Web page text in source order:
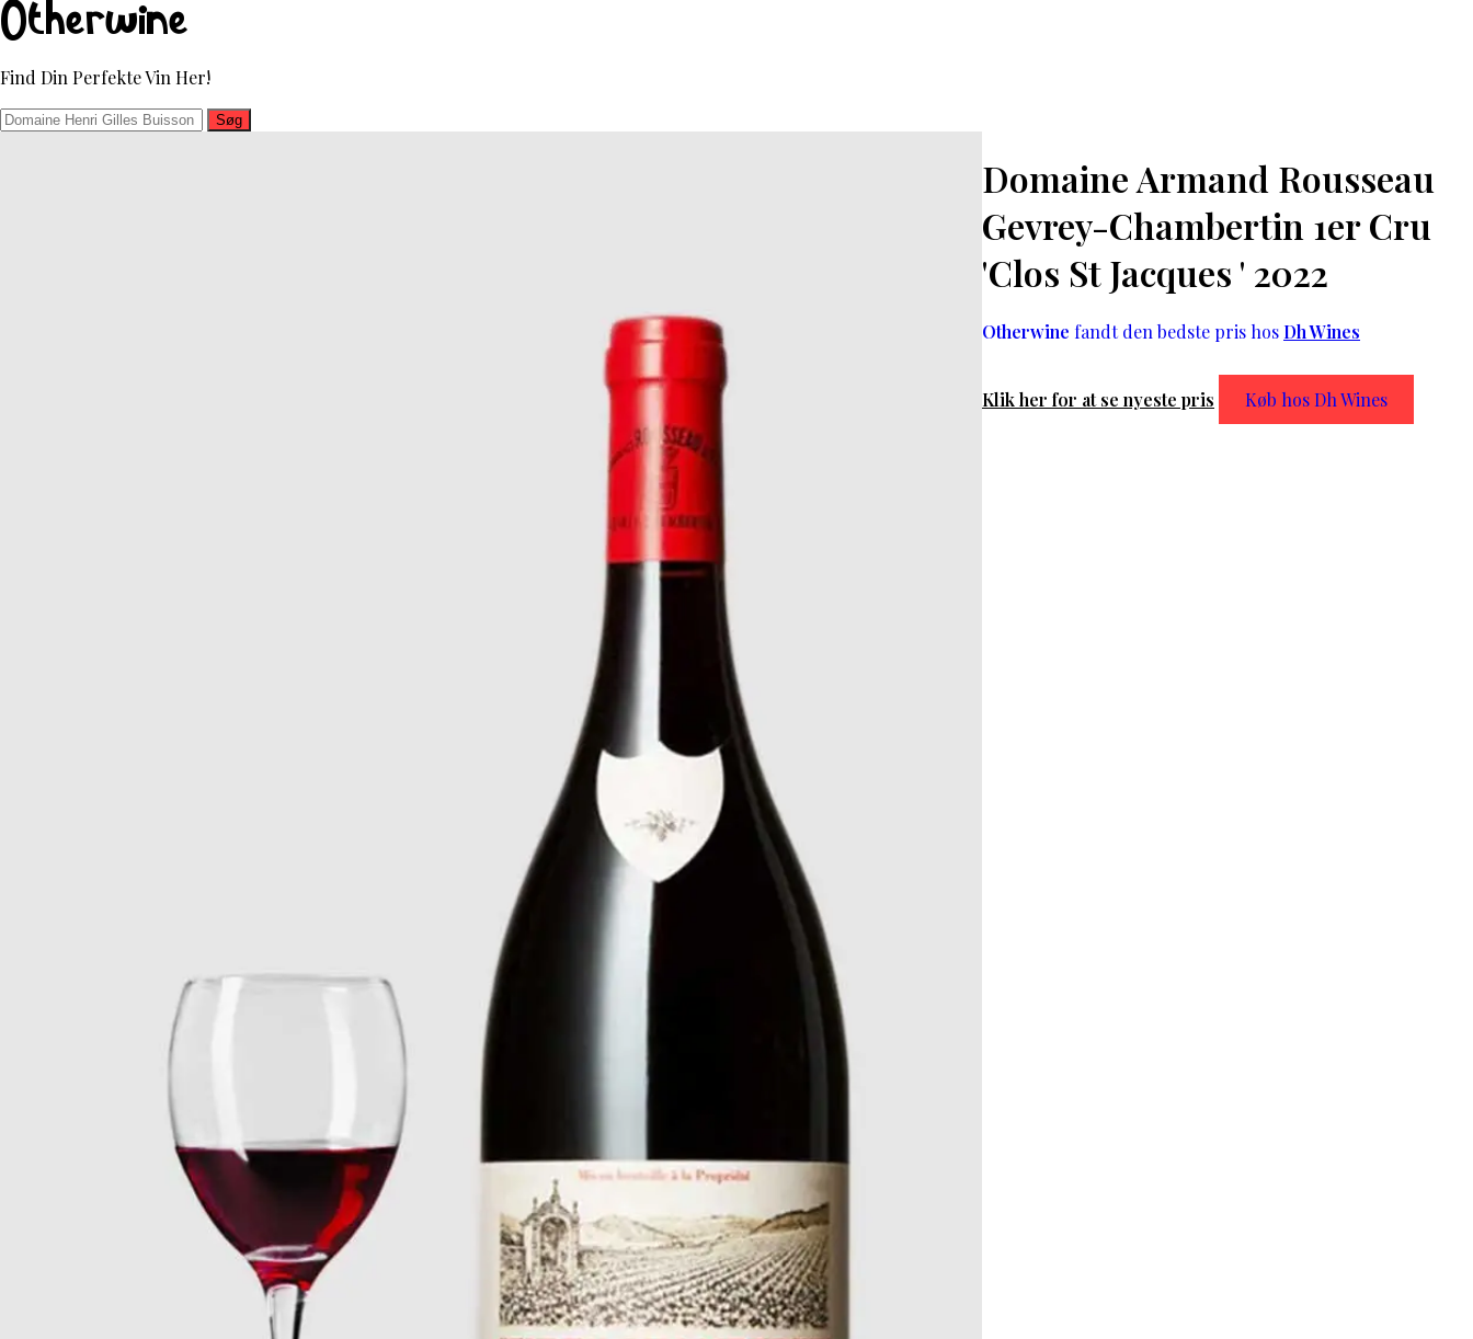
Otherwine
Find Din Perfekte Vin Her!
Søg
Domaine Armand Rousseau
Gevrey-Chambertin 1er Cru
'Clos St Jacques ' 2022
Otherwine fandt den bedste pris hos Dh Wines
Klik her for at se nyeste pris Køb hos Dh Wines